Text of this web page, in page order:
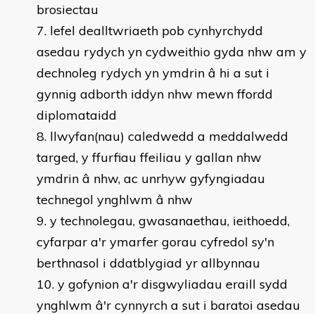
brosiectau
lefel dealltwriaeth pob cynhyrchydd
asedau rydych yn cydweithio gyda nhw am y
dechnoleg rydych yn ymdrin â hi a sut i
gynnig adborth iddyn nhw mewn ffordd
diplomataidd
llwyfan(nau) caledwedd a meddalwedd
targed, y ffurfiau ffeiliau y gallan nhw
ymdrin â nhw, ac unrhyw gyfyngiadau
technegol ynghlwm â nhw
y technolegau, gwasanaethau, ieithoedd,
cyfarpar a'r ymarfer gorau cyfredol sy'n
berthnasol i ddatblygiad yr allbynnau
y gofynion a'r disgwyliadau eraill sydd
ynghlwm â'r cynnyrch a sut i baratoi asedau